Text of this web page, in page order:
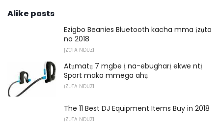
Alike posts
Ezigbo Beanies Bluetooth kacha mma ịzụta
na 2018
ỊZỤTA NDUZI
Atụmatụ 7 mgbe ị na-ebugharị ekwe ntị
Sport maka mmega ahụ
ỊZỤTA NDUZI
The 11 Best DJ Equipment Items Buy in 2018
ỊZỤTA NDUZI